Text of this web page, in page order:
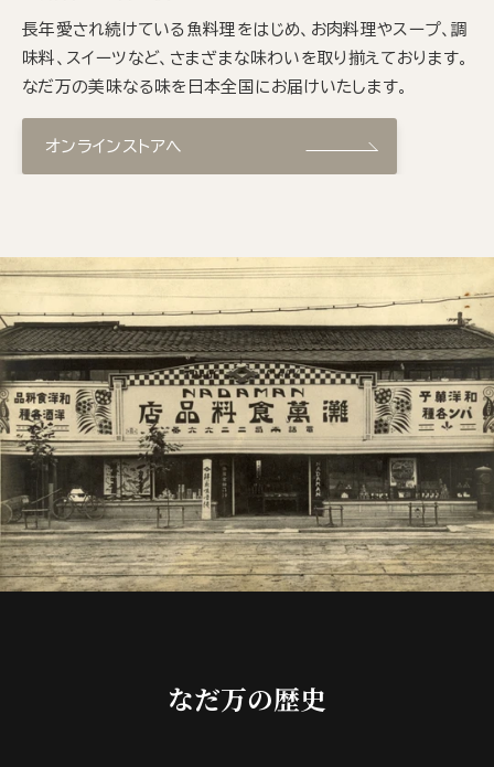
長年愛され続けている魚料理をはじめ、お肉料理やスープ、調
味料、スイーツなど、さまざまな味わいを取り揃えております。
なだ万の美味なる味を日本全国にお届けいたします。
オンラインストアへ
なだ万の歴史